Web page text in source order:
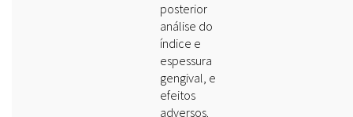
posterior
análise do
índice e
espessura
gengival, e
efeitos
adversos.